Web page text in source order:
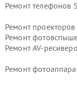
Ремонт телефонов
Ремонт
Ремонт
Ремонт AV-
Ремонт